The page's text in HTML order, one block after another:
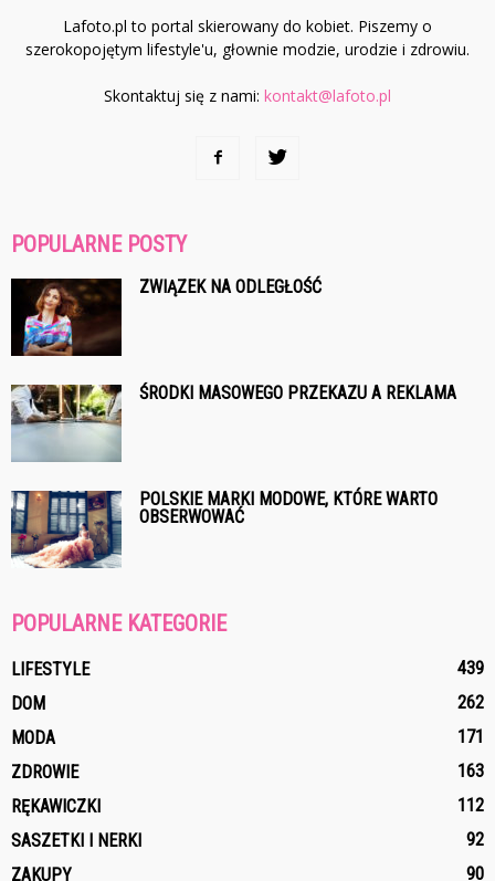
Lafoto.pl to portal skierowany do kobiet. Piszemy o
szerokopojętym lifestyle'u, głownie modzie, urodzie i zdrowiu.
Skontaktuj się z nami: kontakt@lafoto.pl
POPULARNE POSTY
ZWIĄZEK NA ODLEGŁOŚĆ
ŚRODKI MASOWEGO PRZEKAZU A REKLAMA
POLSKIE MARKI MODOWE, KTÓRE WARTO
OBSERWOWAĆ
POPULARNE KATEGORIE
LIFESTYLE
439
DOM
262
MODA
171
ZDROWIE
163
RĘKAWICZKI
112
SASZETKI I NERKI
92
ZAKUPY
90